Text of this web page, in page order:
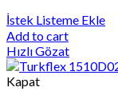
İstek Listeme Ekle
Add to cart
Hızlı Gözat
Kapat